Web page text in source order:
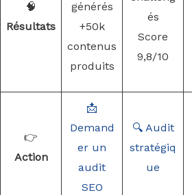
🧠
Résultats
générés
+50k
contenus
produits
és
Score
9,8/10
👉
Action
📩
Demand
er un
audit
SEO
🔍 Audit
stratégiq
ue